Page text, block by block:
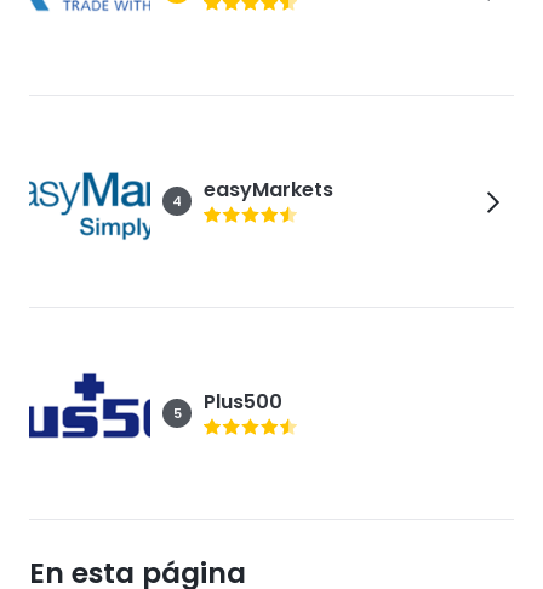
4 easyMarkets
5 Plus500
En esta página